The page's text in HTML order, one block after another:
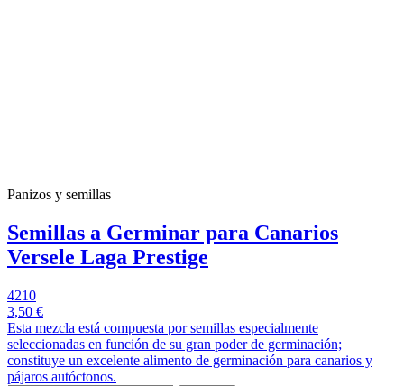
Panizos y semillas
Semillas a Germinar para Canarios
Versele Laga Prestige
4210
3,50 €
Esta mezcla está compuesta por semillas especialmente
seleccionadas en función de su gran poder de germinación;
constituye un excelente alimento de germinación para canarios y
pájaros autóctonos.